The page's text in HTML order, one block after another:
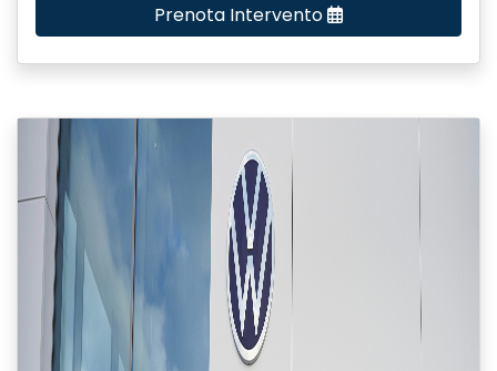
Prenota Intervento